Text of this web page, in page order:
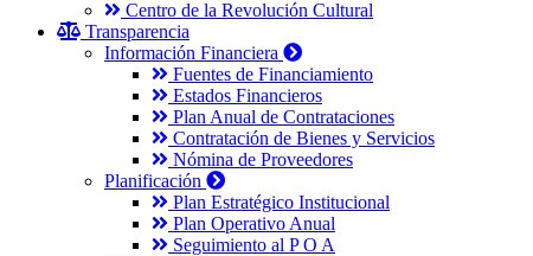
Centro de la Revolución Cultural
Transparencia
Información Financiera
Fuentes de Financiamiento
Estados Financieros
Plan Anual de Contrataciones
Contratación de Bienes y Servicios
Nómina de Proveedores
Planificación
Plan Estratégico Institucional
Plan Operativo Anual
Seguimiento al P O A